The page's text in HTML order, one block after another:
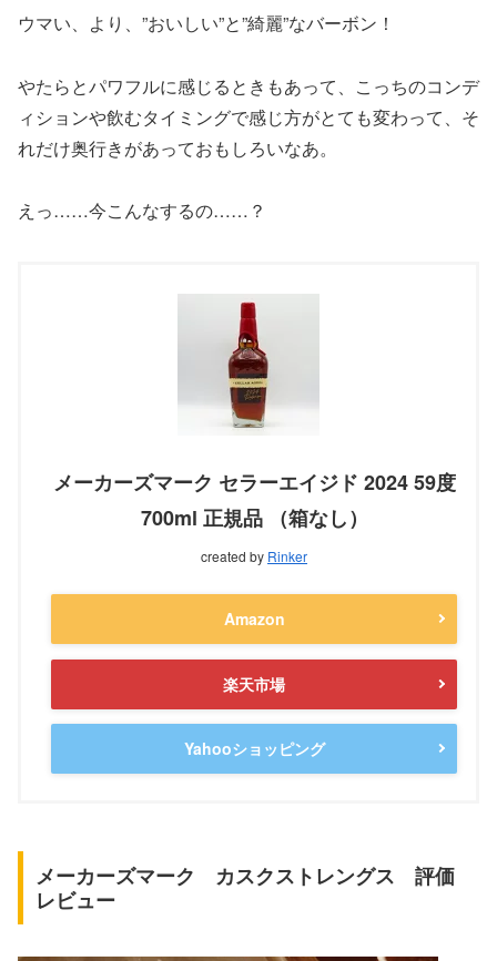
ウマい、より、”おいしい”と”綺麗”なバーボン！
やたらとパワフルに感じるときもあって、こっちのコンデ
ィションや飲むタイミングで感じ方がとても変わって、そ
れだけ奥行きがあっておもしろいなあ。
えっ……今こんなするの……？
メーカーズマーク セラーエイジド 2024 59度
700ml 正規品 （箱なし）
created by Rinker
Amazon
楽天市場
Yahooショッピング
メーカーズマーク カスクストレングス 評価
レビュー